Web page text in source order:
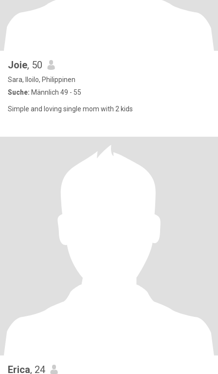
Joie, 50
Sara, Iloilo, Philippinen
Suche: Männlich 49 - 55
Simple and loving single mom with 2 kids
Erica, 24